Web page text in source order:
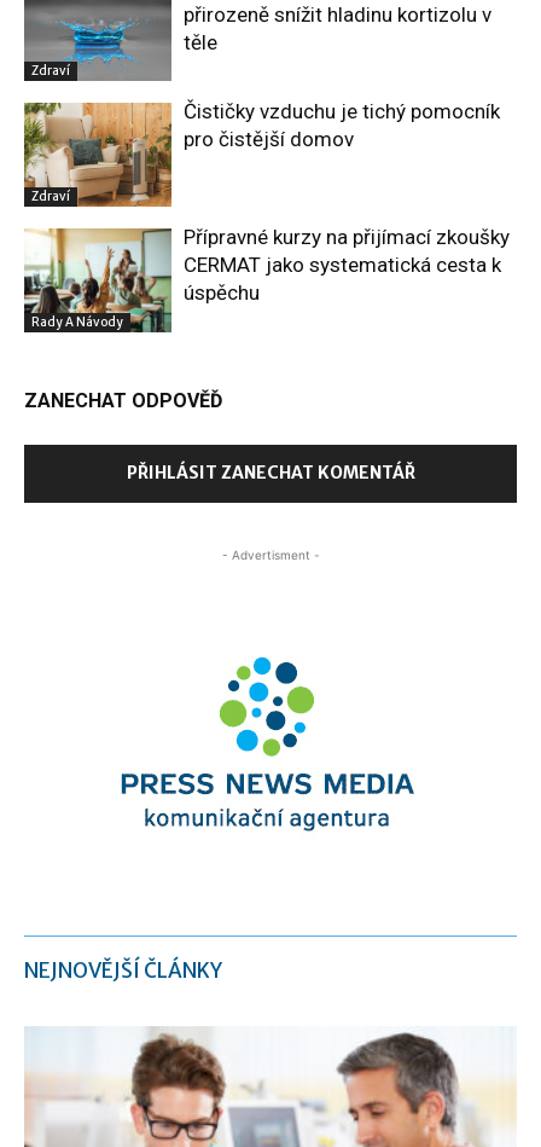
Zdraví
přirozeně snížit hladinu kortizolu v
těle
Zdraví
Čističky vzduchu je tichý pomocník
pro čistější domov
Rady A Návody
Přípravné kurzy na přijímací zkoušky
CERMAT jako systematická cesta k
úspěchu
ZANECHAT ODPOVĚĎ
PŘIHLÁSIT ZANECHAT KOMENTÁŘ
- Advertisment -
NEJNOVĚJŠÍ ČLÁNKY